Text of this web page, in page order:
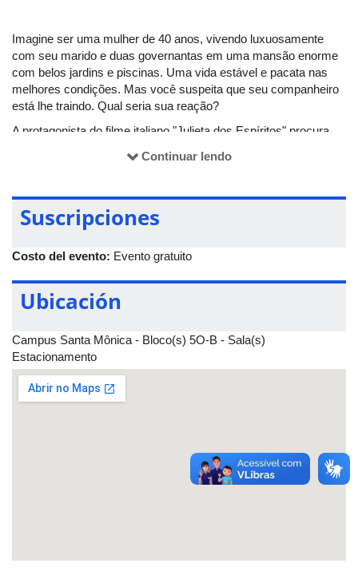
Imagine ser uma mulher de 40 anos, vivendo luxuosamente
com seu marido e duas governantas em uma mansão enorme
com belos jardins e piscinas. Uma vida estável e pacata nas
melhores condições. Mas você suspeita que seu companheiro
está lhe traindo. Qual seria sua reação?
A protagonista do filme italiano "Julieta dos Espíritos" procura
jornada existencial. Questiona-se como mulher, revisita seu
uma mulher que a faz repensar sua moral.
Ao misturar elementos da realidade e fantasia para construir o
mágico. Não só na história, mas também na parte técnica, com
obra foi indicada ao Oscar de melhor figurino e melhor direção
de arte em 1967, e ganhou o prêmio de melhor filme estrangeiro
Interessou-se pela premissa? Pois venha assistir no Cine UFU!
A exibição será nesta quinta-feira, 20 de abril, a partir das 19h,
no estacionamento do Bloco 5O-B do Campus Santa Mônica da
Universidade Federal de Uberlândia (UFU). O Cine UFU é de
Continuar lendo
Suscripciones
Costo del evento: Evento gratuito
Ubicación
Campus Santa Mônica - Bloco(s) 5O-B - Sala(s)
Estacionamento